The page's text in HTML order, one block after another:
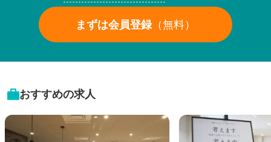
まずは会員登録（無料）
おすすめの求人